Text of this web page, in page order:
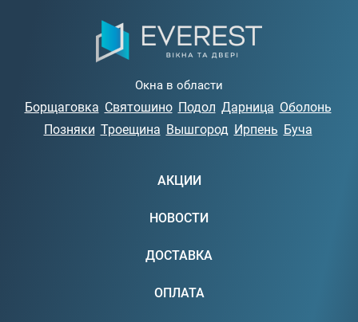
Окна в области
Борщаговка Святошино Подол Дарница Оболонь
Позняки Троещина Вышгород Ирпень Буча
АКЦИИ
НОВОСТИ
ДОСТАВКА
ОПЛАТА